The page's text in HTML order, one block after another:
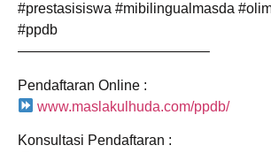
#prestasisiswa #mibilingualmasda
#ppdb
—————————————–
Pendaftaran Online :
www.maslakulhuda.com/ppdb/
Konsultasi Pendaftaran :